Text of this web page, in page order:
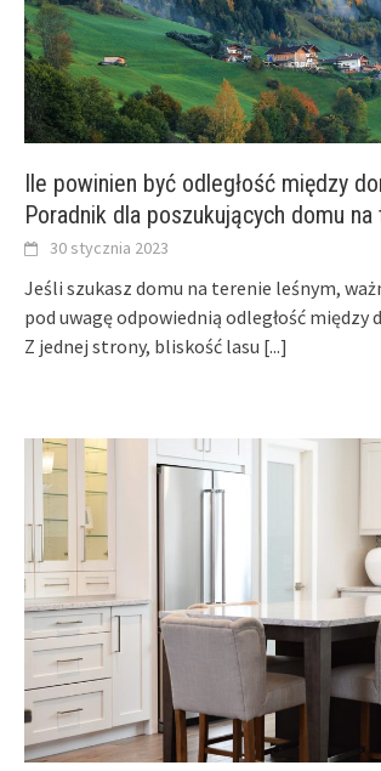
Ile powinien być odległość między
Poradnik dla poszukujących domu
30 stycznia 2023
Jeśli szukasz domu na terenie leśnym,
pod uwagę odpowiednią odległość między
Z jednej strony, bliskość lasu [...]